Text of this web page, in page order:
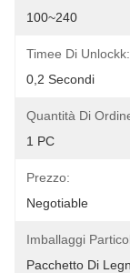
100~240
Timee Di Unlockk:
0,2 Secondi
Quantità Di
1 PC
Prezzo:
Negotiable
Imballaggi
Pacchetto Di